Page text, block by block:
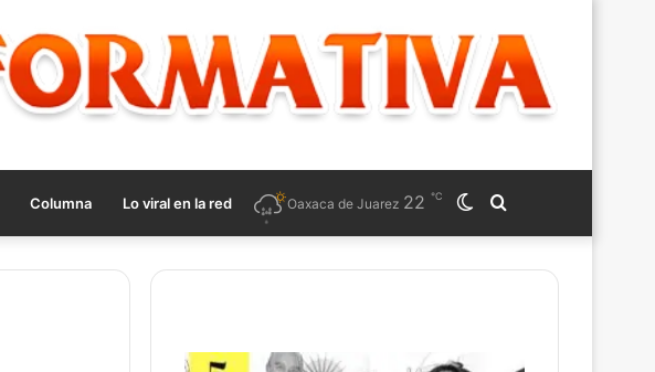
Columna Lo viral en la red Search
for
Switch
skin
Oaxaca de Juarez 22 ℃